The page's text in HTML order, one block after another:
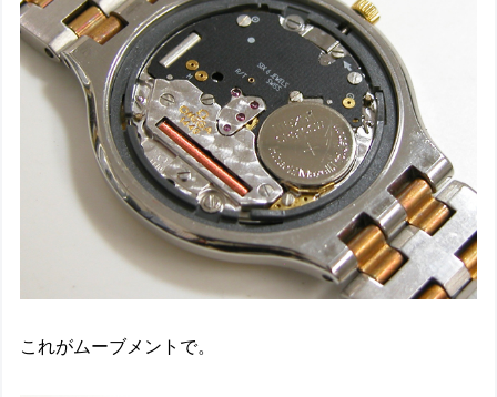
これがムーブメントで。